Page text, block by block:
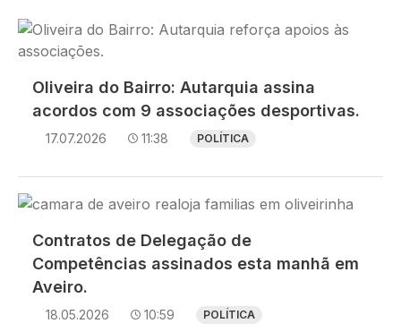
Imagem
Oliveira do Bairro: Autarquia assina
acordos com 9 associações desportivas.
17.07.2026 11:38 POLÍTICA
Imagem
Contratos de Delegação de
Competências assinados esta manhã em
Aveiro.
18.05.2026 10:59 POLÍTICA